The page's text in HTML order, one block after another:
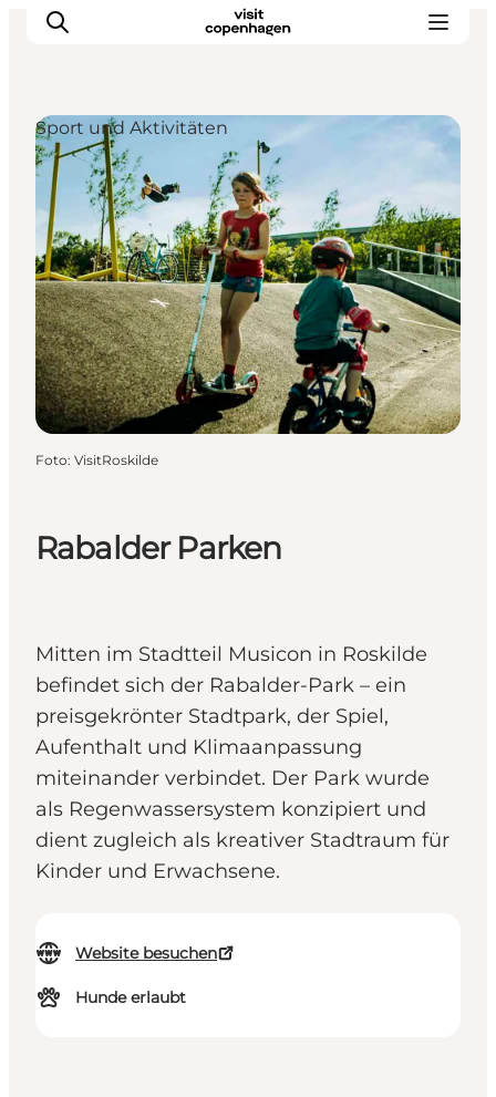
Aktivitäten
Essen und Trinken
Planen
Rabalder Parken
Mitten im Stadtteil Musicon in Roskilde
befindet sich der Rabalder-Park – ein
preisgekrönter Stadtpark, der Spiel,
Aufenthalt und Klimaanpassung
miteinander verbindet. Der Park wurde
als Regenwassersystem konzipiert und
dient zugleich als kreativer Stadtraum für
Kinder und Erwachsene.
Website besuchen
Hunde erlaubt
Sport und Aktivitäten
Foto: VisitRoskilde